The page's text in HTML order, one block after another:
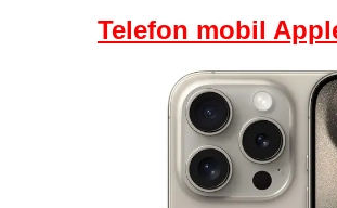
Telefon mobil